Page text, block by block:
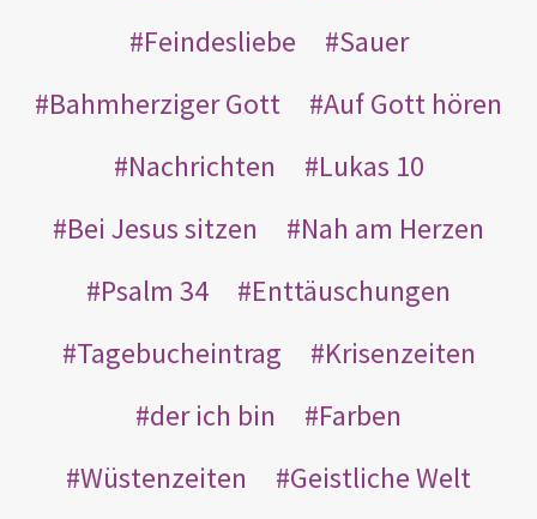
Feindesliebe
Sauer
Bahmherziger Gott
Auf Gott hören
Nachrichten
Lukas 10
Bei Jesus sitzen
Nah am Herzen
Psalm 34
Enttäuschungen
Tagebucheintrag
Krisenzeiten
der ich bin
Farben
Wüstenzeiten
Geistliche Welt